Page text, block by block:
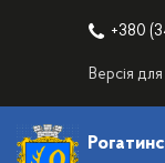
+380
Версія